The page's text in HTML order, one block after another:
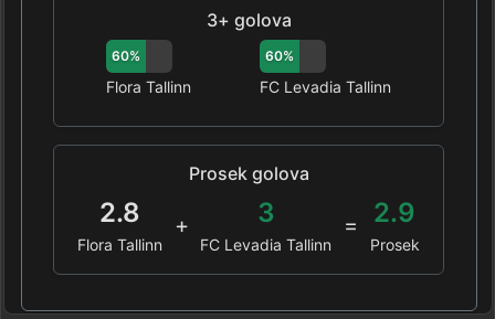
3+ golova
60%
Flora Tallinn
60%
FC Levadia Tallinn
Prosek golova
2.8
Flora Tallinn
+ 3
FC Levadia Tallinn
= 2.9
Prosek